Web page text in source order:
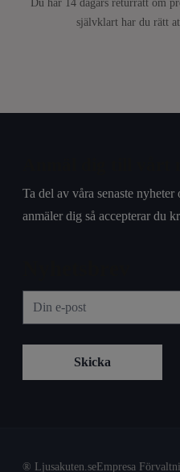
Du har 14 dagars returrätt om
självklart har du rätt
Ta del av våra senaste
anmäler dig så accepterar du
® Ljusakuten.se Empresa